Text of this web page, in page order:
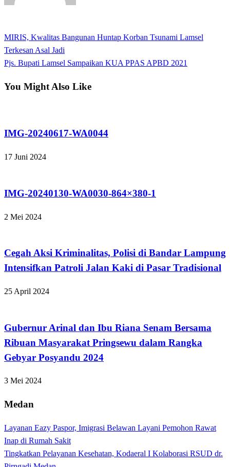
Navigasi
pos
Previous
Post
MIRIS, Kwalitas Bangunan Huntap Korban Tsunami Lamsel
Terkesan Asal Jadi
Next
Pjs. Bupati Lamsel Sampaikan KUA PPAS APBD 2021
You Might Also Like
IMG-20240617-WA0044
17 Juni 2024
IMG-20240130-WA0030-864×380-1
2 Mei 2024
Cegah Aksi Kriminalitas, Polisi di Bandar Lampung
Intensifkan Patroli Jalan Kaki di Pasar Tradisional
25 April 2024
Gubernur Arinal dan Ibu Riana Senam Bersama
Ribuan Masyarakat Pringsewu dalam Rangka
Gebyar Posyandu 2024
3 Mei 2024
Medan
Layanan Eazy Paspor, Imigrasi Belawan Layani Pemohon Rawat
Inap di Rumah Sakit
Tingkatkan Pelayanan Kesehatan, Kodaeral I Kolaborasi RSUD dr.